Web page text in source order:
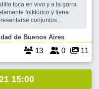
toca en vivo y a la gorra
folklórico y tiene
conjuntos
hs en invierno, un poco
Patricios , Ciudad de Buenos Aires
13 0 11
15:00